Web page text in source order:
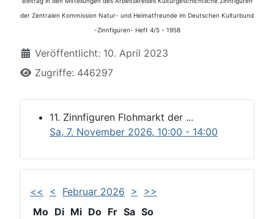
der Zentralen Kommission Natur- und Heimatfreunde im Deutschen Kulturbund
-Zinnfiguren- Heft 4/5 - 1958
Details
Veröffentlicht: 10. April 2023
Zugriffe: 446297
11. Zinnfiguren Flohmarkt der ...
Sa, 7. November 2026, 10:00 - 14:00
<< < Februar 2026 >
>>
Mo Di Mi Do Fr Sa So